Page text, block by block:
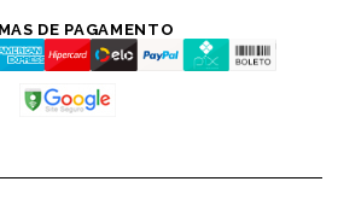
DE PAGAMENTO